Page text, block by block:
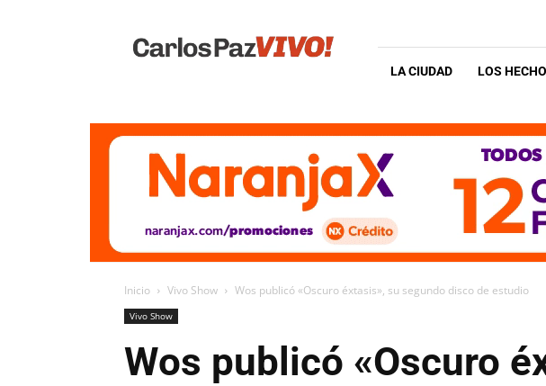
Vivo
LA CIUDAD LOS
Inicio Vivo Show Wos publicó «Oscuro éxtasis», su segundo disco de estudio
Vivo Show
Wos publicó «Oscuro